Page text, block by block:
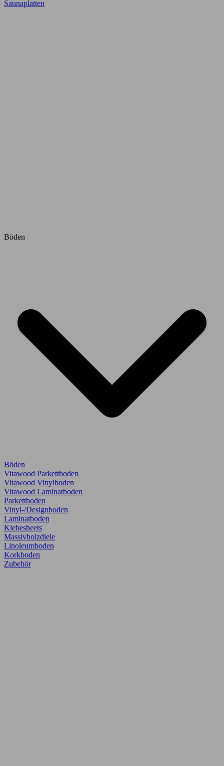
Saunaplatten
Böden
Böden
Vitawood Parkettboden
Vitawood Vinylboden
Vitawood Laminatboden
Parkettboden
Vinyl-/Designboden
Laminatboden
Klebesheets
Massivholzdiele
Linoleumboden
Korkboden
Zubehör